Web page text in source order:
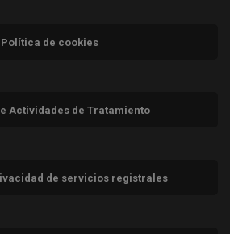
Política de cookies
Actividades de Tratamiento
de servicios registrales